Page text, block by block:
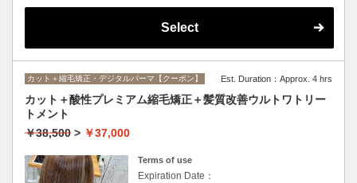
Select
カット＋縮毛矯正・デジタルパーマ【クーポン】 Est. Duration：Approx. 4 hrs
カット＋酸性プレミアム縮毛矯正＋髪質改善ウルトワトリー
トメント
￥38,500 > ￥37,000
Terms of use
Expiration Date：